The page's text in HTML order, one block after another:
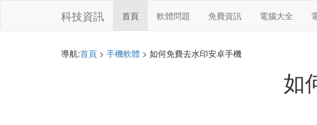
科技資訊 首頁 軟體問題 免費資訊 電腦大全
導航:首頁 > 手機軟體 > 如何免費去水印安卓手機
如